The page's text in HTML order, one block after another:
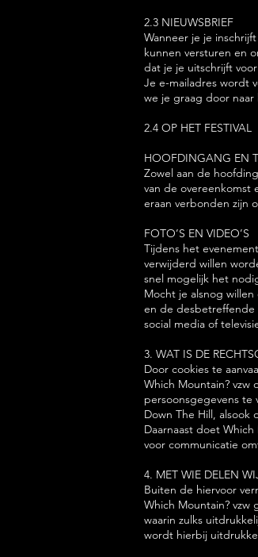
2.3 NIEUWSBRIEF
Wanneer je je
kunnen versturen en
dat je je uitschrijft
Je e-mailadres wordt
we je graag door naar
2.4 OP HET FESTIVAL
HOOFDINGANG EN
Zowel aan de
van de
eraan verbonden zijn
FOTO’S EN VIDEO’S
Tijdens het
verwijderd willen
snel mogelijk het
Mocht je alsnog
en de desbetreffende
social media of
3. WAT IS DE
Door cookies te
Which Mountain?
persoonsgegevens
Down The Hill, alsook
Daarnaast doet
voor communicatie
4. MET WIE DELEN
Buiten de hiervoor
Which Mountain?
waarin zulks
wordt hierbij